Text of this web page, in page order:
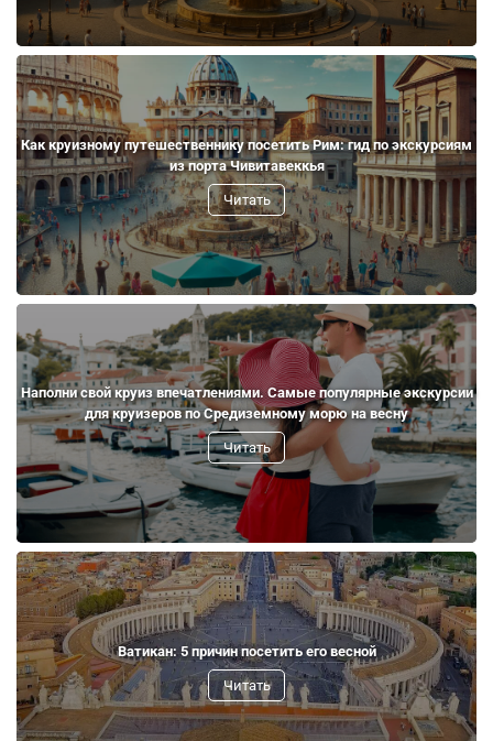
Как круизному путешественнику посетить Рим: гид по экскурсиям
из порта Чивитавеккья
Читать
Наполни свой круиз впечатлениями. Самые популярные экскурсии
для круизеров по Средиземному морю на весну
Читать
Ватикан: 5 причин посетить его весной
Читать